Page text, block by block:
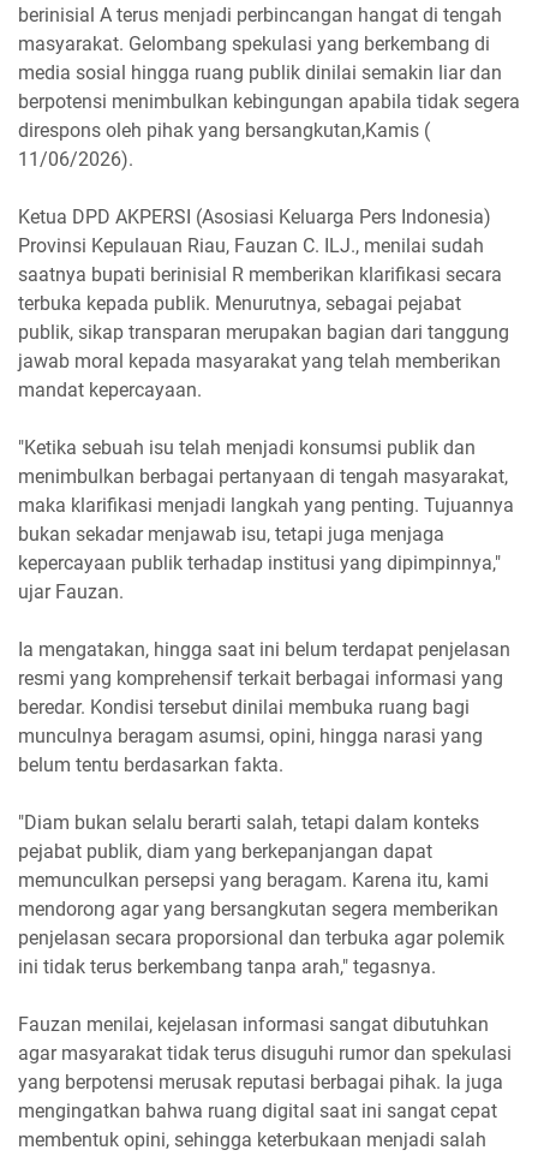
berinisial A terus menjadi perbincangan hangat di tengah
masyarakat. Gelombang spekulasi yang berkembang di
media sosial hingga ruang publik dinilai semakin liar dan
berpotensi menimbulkan kebingungan apabila tidak segera
direspons oleh pihak yang bersangkutan,Kamis (
11/06/2026).
Ketua DPD AKPERSI (Asosiasi Keluarga Pers Indonesia)
Provinsi Kepulauan Riau, Fauzan C. ILJ., menilai sudah
saatnya bupati berinisial R memberikan klarifikasi secara
terbuka kepada publik. Menurutnya, sebagai pejabat
publik, sikap transparan merupakan bagian dari tanggung
jawab moral kepada masyarakat yang telah memberikan
mandat kepercayaan.
"Ketika sebuah isu telah menjadi konsumsi publik dan
menimbulkan berbagai pertanyaan di tengah masyarakat,
maka klarifikasi menjadi langkah yang penting. Tujuannya
bukan sekadar menjawab isu, tetapi juga menjaga
kepercayaan publik terhadap institusi yang dipimpinnya,"
ujar Fauzan.
Ia mengatakan, hingga saat ini belum terdapat penjelasan
resmi yang komprehensif terkait berbagai informasi yang
beredar. Kondisi tersebut dinilai membuka ruang bagi
munculnya beragam asumsi, opini, hingga narasi yang
belum tentu berdasarkan fakta.
"Diam bukan selalu berarti salah, tetapi dalam konteks
pejabat publik, diam yang berkepanjangan dapat
memunculkan persepsi yang beragam. Karena itu, kami
mendorong agar yang bersangkutan segera memberikan
penjelasan secara proporsional dan terbuka agar polemik
ini tidak terus berkembang tanpa arah," tegasnya.
Fauzan menilai, kejelasan informasi sangat dibutuhkan
agar masyarakat tidak terus disuguhi rumor dan spekulasi
yang berpotensi merusak reputasi berbagai pihak. Ia juga
mengingatkan bahwa ruang digital saat ini sangat cepat
membentuk opini, sehingga keterbukaan menjadi salah